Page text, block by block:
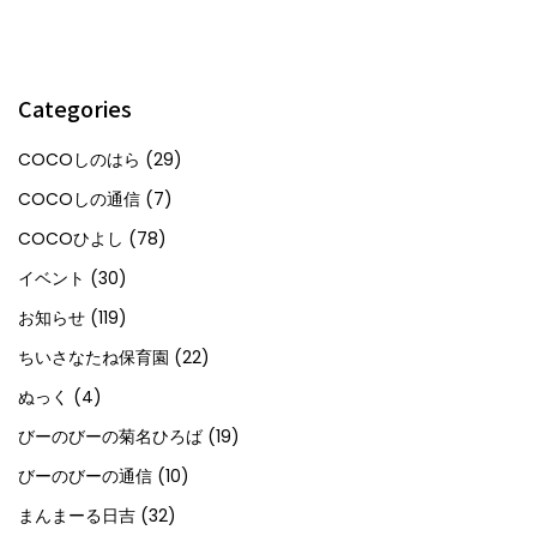
Categories
COCOしのはら (29)
COCOしの通信 (7)
COCOひよし (78)
イベント (30)
お知らせ (119)
ちいさなたね保育園 (22)
ぬっく (4)
びーのびーの菊名ひろば(19)
びーのびーの通信 (10)
まんまーる日吉 (32)